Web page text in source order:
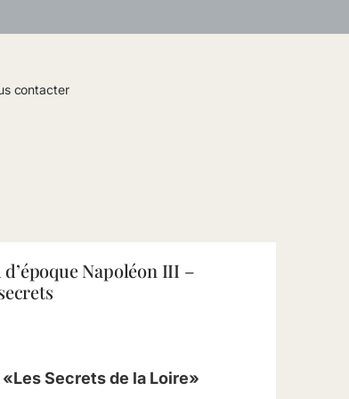
contacter
Napoléon III –
«Les Secrets de la Loire»